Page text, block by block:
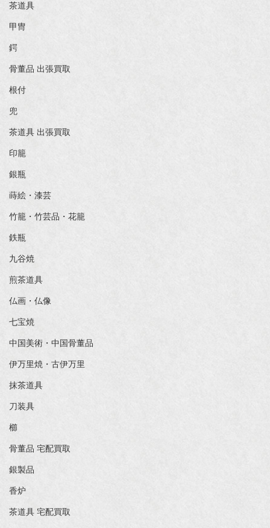
茶道具
甲冑
鍔
骨董品 出張買取
根付
兜
茶道具 出張買取
印籠
銀瓶
蒔絵・漆芸
竹籠・竹芸品・花籠
鉄瓶
九谷焼
煎茶道具
仏画・仏像
七宝焼
中国美術・中国骨董品
伊万里焼・古伊万里
抹茶道具
刀装具
櫛
骨董品 宅配買取
銀製品
香炉
茶道具 宅配買取